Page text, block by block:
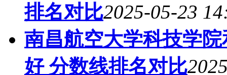
排名对比2025-05-23
南昌航空大学科技学
好 分数线排名对比